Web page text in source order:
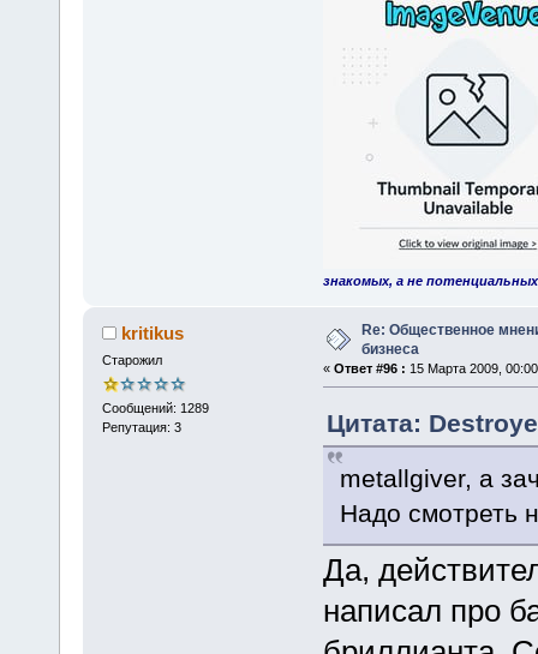
знакомых, а не
kritikus
Старожил
Сообщений: 1289
Репутация: 3
Re: Общественное
бизнеса
« Ответ #96 : 15 Марта 2009,
Цитата:
metallgiver, а
Надо смотреть
Да,
написал про